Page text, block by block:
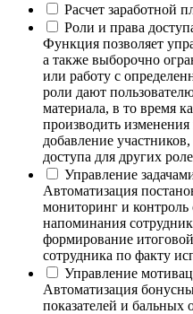
Расчет заработной
Роли и права
Функция позволяет
а также выборочно
или работу с
роли дают
материала, в то время
производить
добавление
доступа для других
Управление
Автоматизация
мониторинг и
напоминания
формирование
сотрудника по факту
Управление
Автоматизация
показателей и бальных